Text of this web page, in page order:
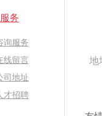
务
询服务
线留言
司地址
才招聘
地